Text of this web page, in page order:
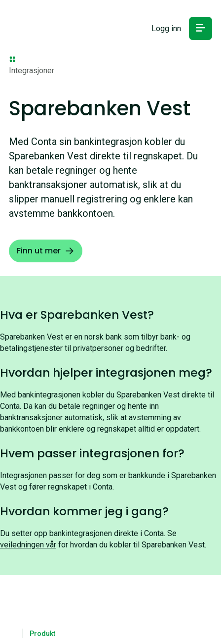
Logg inn
Integrasjoner
Sparebanken Vest
Med Conta sin bankintegrasjon kobler du
Sparebanken Vest direkte til regnskapet. Du
kan betale regninger og hente
banktransaksjoner automatisk, slik at du
slipper manuell registrering og enklere kan
avstemme bankkontoen.
Finn ut mer
Hva er Sparebanken Vest?
Sparebanken Vest er en norsk bank som tilbyr bank- og
betalingstjenester til privatpersoner og bedrifter.
Hvordan hjelper integrasjonen meg?
Med bankintegrasjonen kobler du Sparebanken Vest direkte til
Conta. Da kan du betale regninger og hente inn
banktransaksjoner automatisk, slik at avstemming av
bankkontoen blir enklere og regnskapet alltid er oppdatert.
Hvem passer integrasjonen for?
Integrasjonen passer for deg som er bankkunde i Sparebanken
Vest og fører regnskapet i Conta.
Hvordan kommer jeg i gang?
Du setter opp bankintegrasjonen direkte i Conta. Se
veiledningen vår for hvordan du kobler til Sparebanken Vest.
Produkt